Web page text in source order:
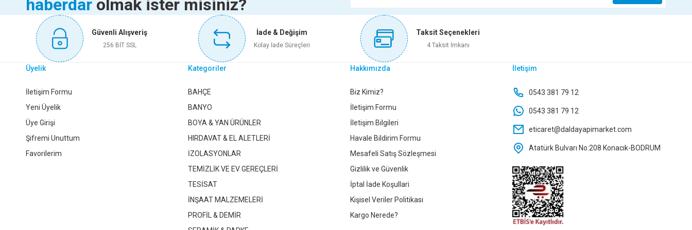
Ürün fiyatı diğer sitelerden daha pahalı.
Bu ürüne benzer farklı alternatifler olmalı.
Gönder
145,75 TL
Sepete Ekle
50,70 TL
29,95 TL
Sepete Ekle
NOBEL LEMAN KULP KROM 224 MM 170229224 NOBEL AKBATI ÇİZGİLİ KULP SATİNE ANTİK SARI 128 MM 7930128241Ç NOBEL SEKİZGEN SARKAÇ MATSİYAH 68673
haberdar olmak ister misiniz?
Güvenli Alışveriş
256 BİT SSL
İade & Değişim
Kolay İade Süreçleri
Taksit Seçenekleri
4 Taksit İmkanı
Üyelik
İletişim Formu
Yeni Üyelik
Üye Girişi
Şifremi Unuttum
Favorilerim
Kategoriler
BAHÇE
BANYO
BOYA & YAN ÜRÜNLER
HIRDAVAT & EL ALETLERİ
İZOLASYONLAR
TEMİZLİK VE EV GEREÇLERİ
TESİSAT
İNŞAAT MALZEMELERİ
PROFİL & DEMİR
Hakkımızda
Biz Kimiz?
İletişim Formu
İletişim Bilgileri
Havale Bildirim Formu
Mesafeli Satış Sözleşmesi
Gizlilik ve Güvenlik
İptal İade Koşullari
Kişisel Veriler Politikası
Kargo Nerede?
İletişim
0543 381 79 12
0543 381 79 12
eticaret@daldayapimarket.com
Atatürk Bulvarı No:208 Konacık-BODRUM